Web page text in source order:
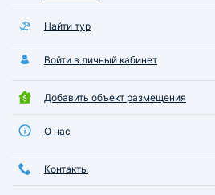
Найти тур
Войти в личный кабинет
Добавить объект размещения
О нас
Контакты